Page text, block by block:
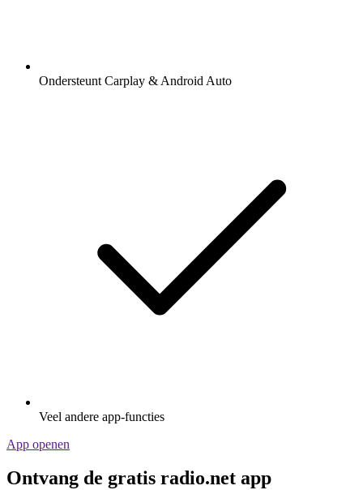
Ondersteunt Carplay & Android Auto
Veel andere app-functies
App openen
Ontvang de gratis radio.net app